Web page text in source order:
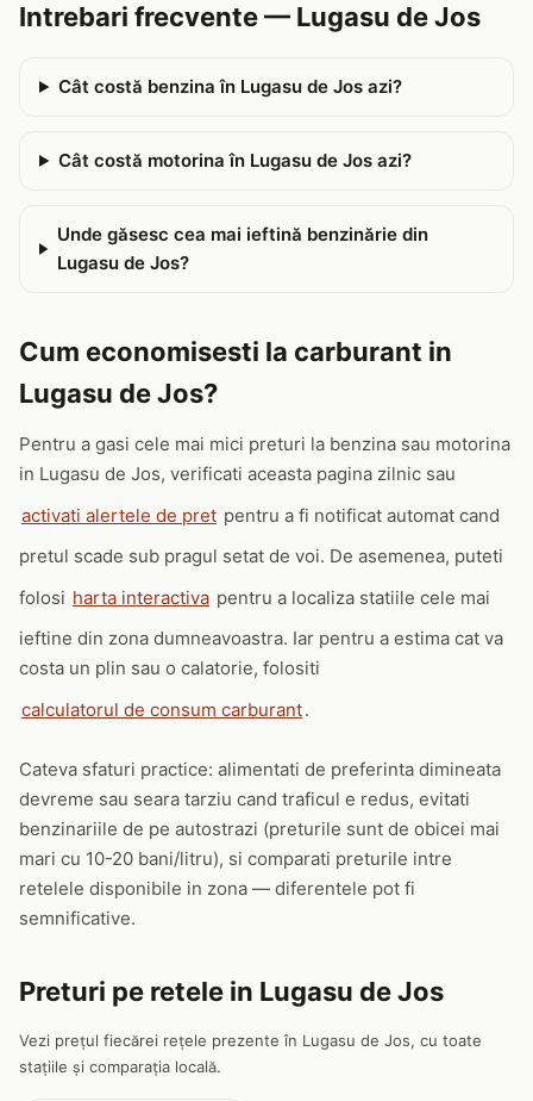
Intrebari frecvente — Lugasu de Jos
Cât costă benzina în Lugasu de Jos azi?
Cât costă motorina în Lugasu de Jos azi?
Unde găsesc cea mai ieftină benzinărie din
Lugasu de Jos?
Cum economisesti la carburant in
Lugasu de Jos?
Pentru a gasi cele mai mici preturi la benzina sau motorina
in Lugasu de Jos, verificati aceasta pagina zilnic sau
activati alertele de pret pentru a fi notificat automat cand
pretul scade sub pragul setat de voi. De asemenea, puteti
folosi harta interactiva pentru a localiza statiile cele mai
ieftine din zona dumneavoastra. Iar pentru a estima cat va
costa un plin sau o calatorie, folositi
calculatorul de consum carburant.
Cateva sfaturi practice: alimentati de preferinta dimineata
devreme sau seara tarziu cand traficul e redus, evitati
benzinariile de pe autostrazi (preturile sunt de obicei mai
mari cu 10-20 bani/litru), si comparati preturile intre
retelele disponibile in zona — diferentele pot fi
semnificative.
Preturi pe retele in Lugasu de Jos
Vezi prețul fiecărei rețele prezente în Lugasu de Jos, cu toate
stațiile și comparația locală.